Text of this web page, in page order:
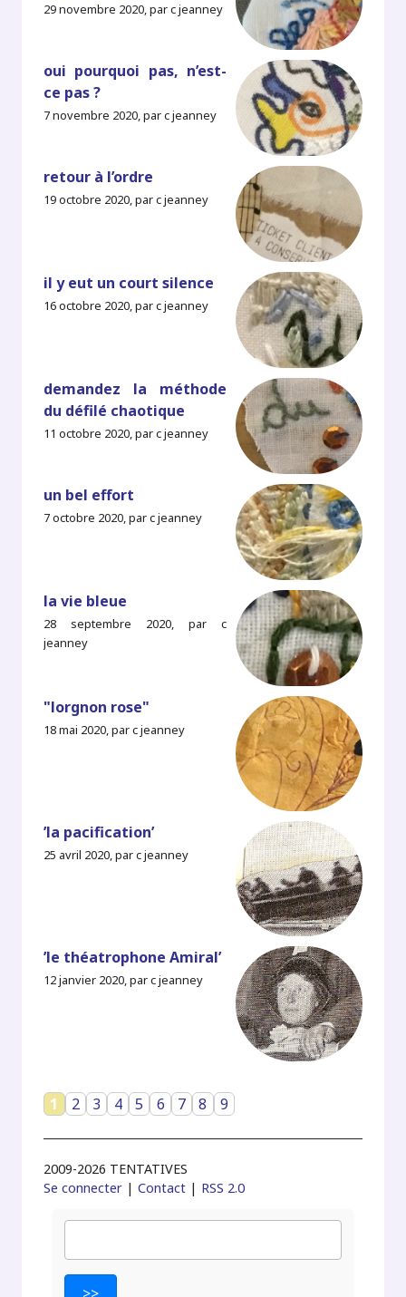
29 novembre 2020, par c jeanney
oui pourquoi pas, n’est-
ce pas ?
7 novembre 2020, par c jeanney
retour à l’ordre
19 octobre 2020, par c jeanney
il y eut un court silence
16 octobre 2020, par c jeanney
demandez la méthode
du défilé chaotique
11 octobre 2020, par c jeanney
un bel effort
7 octobre 2020, par c jeanney
la vie bleue
28 septembre 2020, par c
jeanney
"lorgnon rose"
18 mai 2020, par c jeanney
’la pacification’
25 avril 2020, par c jeanney
’le théatrophone Amiral’
12 janvier 2020, par c jeanney
1 2 3 4 5 6 7 8 9
2009-2026 TENTATIVES
Se connecter |Contact | RSS 2.0